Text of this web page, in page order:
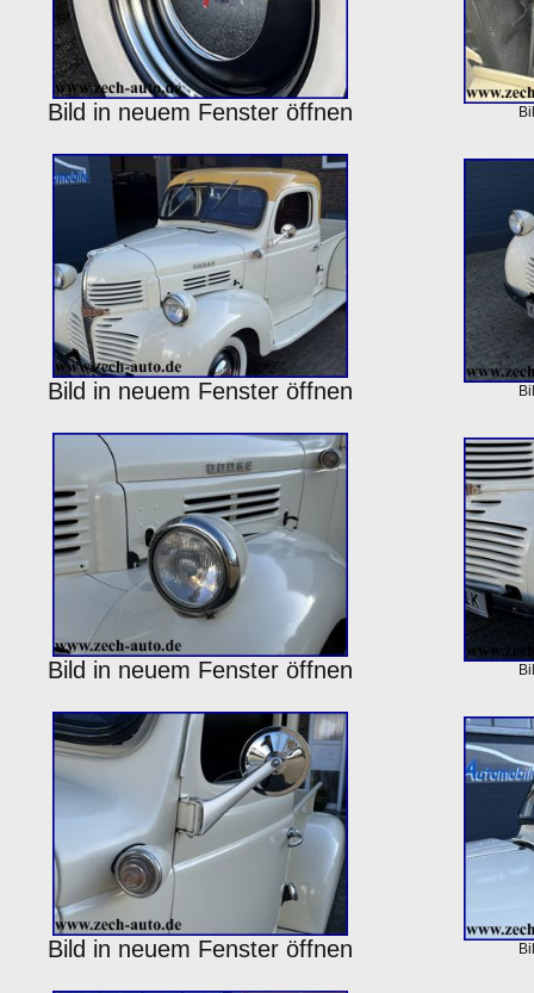
Bild in neuem Fenster öffnen
Bild in neuem Fenster öffnen
Bild in neuem Fenster öffnen
Bild in neuem Fenster öffnen